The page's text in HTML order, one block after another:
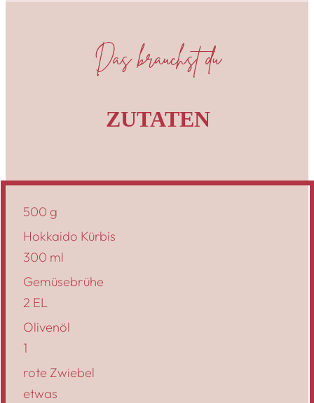
Das brauchst du
ZUTATEN
500 g
Hokkaido Kürbis
300 ml
Gemüsebrühe
2 EL
Olivenöl
1
rote Zwiebel
etwas